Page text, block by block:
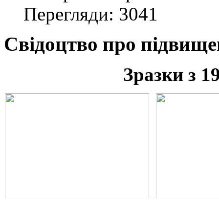
Перегляди: 3041
Свідоцтво про
Зразки з